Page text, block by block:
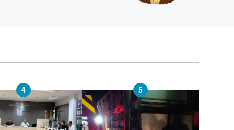
4 5